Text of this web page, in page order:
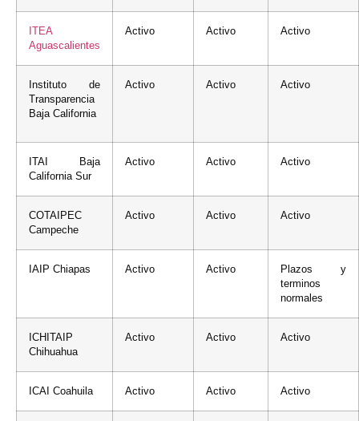
ITEA
Aguascalientes
Activo Activo Activo
Instituto de
Transparencia
Baja California
Activo Activo Activo
ITAI Baja
California Sur
Activo Activo Activo
COTAIPEC
Campeche
Activo Activo Activo
IAIP Chiapas Activo Activo
Plazos y
terminos
normales
ICHITAIP
Chihuahua
Activo Activo Activo
ICAI Coahuila Activo Activo Activo